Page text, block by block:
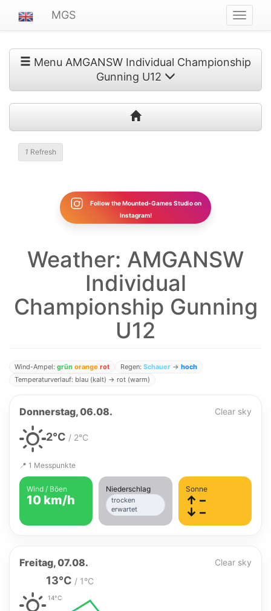
ein-/
MGS
Menu AMGANSW Individual Championship
Gunning U12
1 Refresh
Follow the Mounted-Games Studio on
Instagram!
Weather: AMGANSW
Individual
Championship Gunning
U12
Wind-Ampel: grün orange rot Regen: Schauer → hoch
Temperaturverlauf: blau (kalt) → rot (warm)
Donnerstag, 06.08. Clear sky
2°C / 2°C
📍 1 Messpunkte
Wind / Böen
10 km/h
Niederschlag
trocken
erwartet
Sonne
↑ –
↓ –
Freitag, 07.08. Clear sky
13°C / 1°C
14°C